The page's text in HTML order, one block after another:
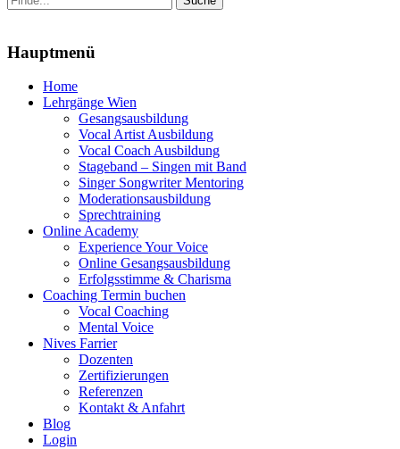
nach:
Hauptmenü
Zum
Inhalt
Home
Lehrgänge Wien
Gesangsausbildung
Vocal Artist Ausbildung
Vocal Coach Ausbildung
Stageband – Singen mit Band
Singer Songwriter Mentoring
Moderationsausbildung
Sprechtraining
Online Academy
Experience Your Voice
Online Gesangsausbildung
Erfolgsstimme & Charisma
Coaching Termin buchen
Vocal Coaching
Mental Voice
Nives Farrier
Dozenten
Zertifizierungen
Referenzen
Kontakt & Anfahrt
Blog
Login